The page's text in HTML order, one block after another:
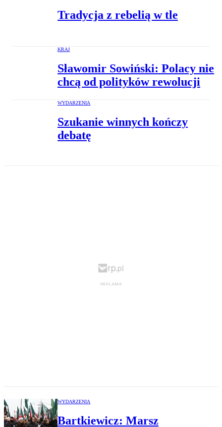
Tradycja z rebelią w tle
KRAJ
Sławomir Sowiński: Polacy nie
chcą od polityków rewolucji
WYDARZENIA
Szukanie winnych kończy
debatę
WYDARZENIA
Bartkiewicz: Marsz